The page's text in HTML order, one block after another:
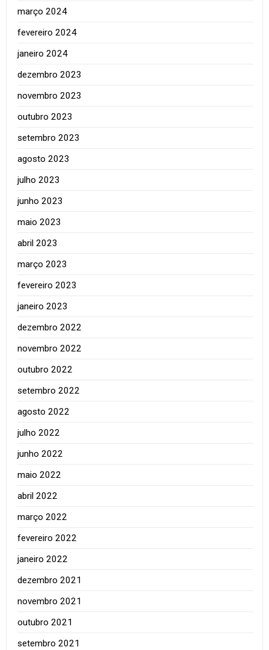
março 2024
fevereiro 2024
janeiro 2024
dezembro 2023
novembro 2023
outubro 2023
setembro 2023
agosto 2023
julho 2023
junho 2023
maio 2023
abril 2023
março 2023
fevereiro 2023
janeiro 2023
dezembro 2022
novembro 2022
outubro 2022
setembro 2022
agosto 2022
julho 2022
junho 2022
maio 2022
abril 2022
março 2022
fevereiro 2022
janeiro 2022
dezembro 2021
novembro 2021
outubro 2021
setembro 2021